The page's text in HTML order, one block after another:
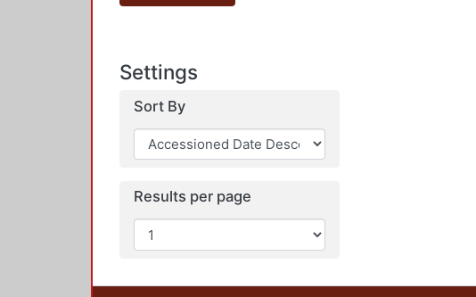
Settings
Sort By
Results per page